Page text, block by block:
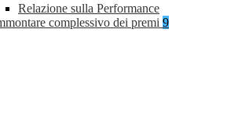
Relazione sulla Performance
complessivo dei premi 9